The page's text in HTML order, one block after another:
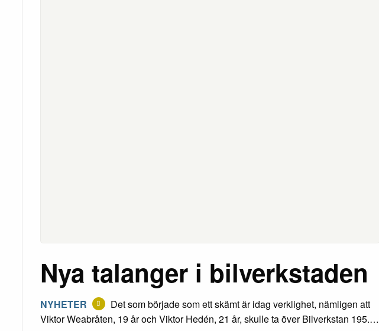
Nya talanger i bilverkstaden
NYHETER
Det som började som ett skämt är idag verklighet, nämligen att
Viktor Weabråten, 19 år och Viktor Hedén, 21 år, skulle ta över Bilverkstan 195.…